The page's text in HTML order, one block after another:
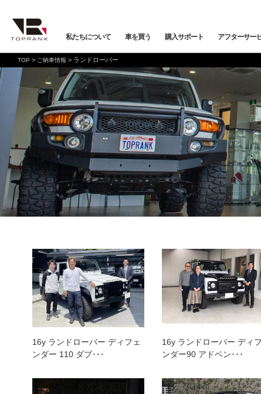
私たちについて 車を買う
車を買う
全ての在庫情報
バックオーダーシステム
オンライン商談
お取り寄せ商談
メーカーから探す
Mercedes-Benz
VOLKSWAGEN
店舗から探す
トップランク本店 ト
購入サポート
購入サポート
保証・購入プラン
お支払いプラン
アフターサー
アフターサービス
車検・点検
プロテクションフィルム
店舗/スタッフ情報
店舗一覧
会社概要
プライバシーポリシー
店舗お問い合わせ
トップランク本店
インフォメーション
ニュース&メディア
TOP > ご納車情報 > ランドローバー
16y ランドローバー ディフェ
ンダー 110 ダブ･･･
16y ランドローバー ディ
ンダー90 アドベン･･･